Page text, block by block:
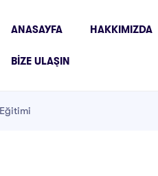
ANASAYFA HAKKIMIZDA
BIZE ULAŞIN